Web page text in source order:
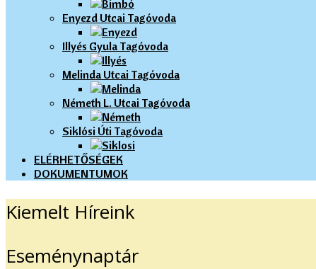
Enyezd Utcai Tagóvoda
Illyés Gyula Tagóvoda
Melinda Utcai Tagóvoda
Németh L. Utcai Tagóvoda
Siklósi Úti Tagóvoda
ELÉRHETŐSÉGEK
DOKUMENTUMOK
Kiemelt Híreink
Eseménynaptár